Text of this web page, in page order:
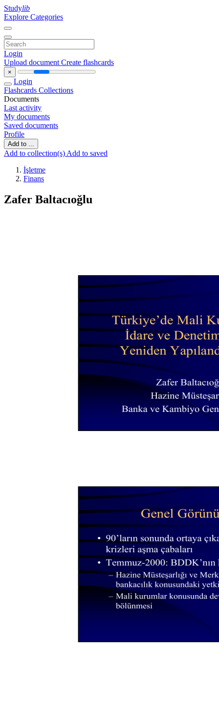
Studylib
Explore Categories
Login
Upload document Create flashcards
×
Login
Flashcards Collections
Documents
Last activity
My documents
Saved documents
Profile
Add to ...
Add to collection(s) Add to saved
İşletme
Finans
Zafer Baltacıoğlu